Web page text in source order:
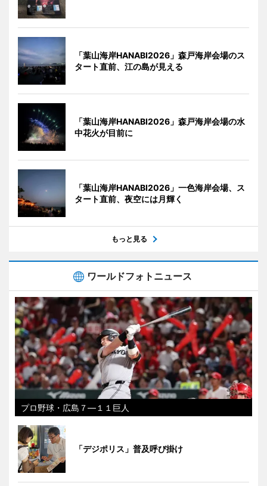
「葉山海岸HANABI2026」森戸海岸会場のス
タート直前、江の島が見える
「葉山海岸HANABI2026」森戸海岸会場の水
中花火が目前に
「葉山海岸HANABI2026」一色海岸会場、ス
タート直前、夜空には月輝く
もっと見る
ワールドフォトニュース
プロ野球・広島７―１１巨人
「デジポリス」普及呼び掛け